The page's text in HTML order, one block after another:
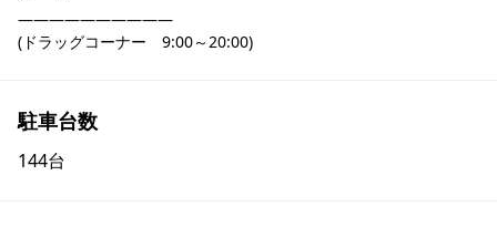
――――――――――
(ドラッグコーナー　9:00～20:00)
駐車台数
144台